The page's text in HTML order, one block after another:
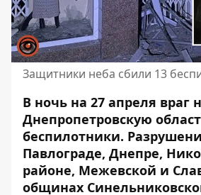
Защитники неба сбили 13
В ночь на 27 апреля враг
Днепропетровскую
беспилотники.
Павлограде, Днепре,
районе, Межевской и
общинах